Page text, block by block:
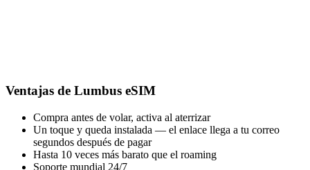
Ventajas de Lumbus eSIM
Compra antes de volar, activa al aterrizar
Un toque y queda instalada — el enlace llega a tu correo
segundos después de pagar
Hasta 10 veces más barato que el roaming
Soporte mundial 24/7